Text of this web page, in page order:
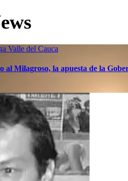
Valle del Cauca
al Milagroso, la apuesta de la